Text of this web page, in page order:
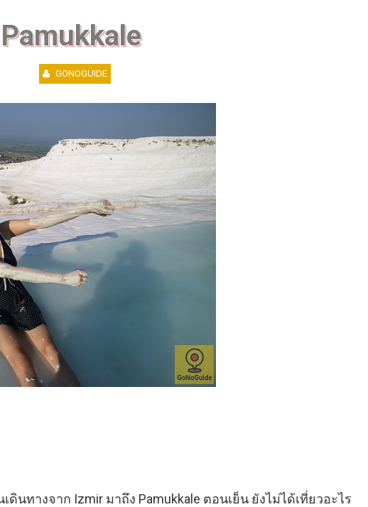
Pamukkale
GONOGUIDE
ดินทางจาก Izmir มาถึง Pamukkale ตอนเย็น ยังไม่ได้เที่ยวอะไร